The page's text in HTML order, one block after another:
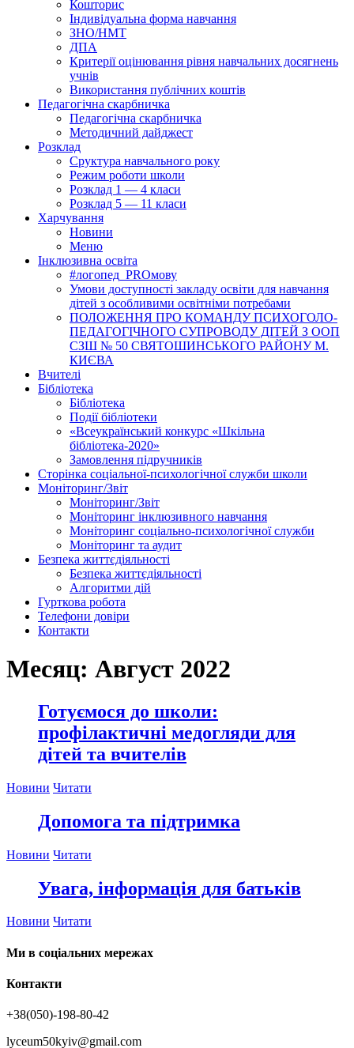
Кошторис
Індивідуальна форма навчання
ЗНО/НМТ
ДПА
Критерії оцінювання рівня навчальних досягнень
учнів
Використання публічних коштів
Педагогічна скарбничка
Педагогічна скарбничка
Методичний дайджест
Розклад
Сруктура навчального року
Режим роботи школи
Розклад 1 — 4 класи
Розклад 5 — 11 класи
Харчування
Новини
Меню
Інклюзивна освіта
#логопед_PROмову
Умови доступності закладу освіти для навчання
дітей з особливими освітніми потребами
ПОЛОЖЕННЯ ПРО КОМАНДУ ПСИХОГОЛО-
ПЕДАГОГІЧНОГО СУПРОВОДУ ДІТЕЙ З ООП
СЗШ № 50 СВЯТОШИНСЬКОГО РАЙОНУ М.
КИЄВА
Вчителі
Бібліотека
Бібліотека
Події бібліотеки
«Всеукраїнський конкурс «Шкільна
бібліотека-2020»
Замовлення підручників
Cторінка соціальної-психологічної служби школи
Моніторинг/Звіт
Моніторинг/Звіт
Моніторинг інклюзивного навчання
Моніторинг соціально-психологічної служби
Моніторинг та аудит
Безпека життєдіяльності
Безпека життєдіяльності
Алгоритми дій
Гурткова робота
Телефони довіри
Контакти
Месяц: Август 2022
Готуємося до школи:
профілактичні медогляди для
дітей та вчителів
Новини Читати
Допомога та підтримка
Новини Читати
Увага, інформація для батьків
Новини Читати
Ми в соціальних мережах
Контакти
+38(050)-198-80-42
lyceum50kyiv@gmail.com